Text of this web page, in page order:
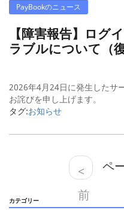
PayBookのニュース
【障害報告】ログ
ラブルについて（
2026年4月24日に発生したサ
お詫びを申し上げます。
タグ:お知らせ
<
前
ペ
カテゴリー